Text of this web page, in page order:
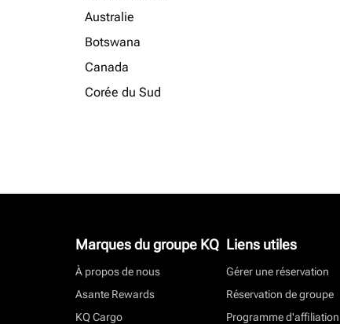
Australie
Botswana
Canada
Corée du Sud
Marques du groupe KQ
À propos de nous
Asante Rewards
KQ Cargo
Liens utiles
Gérer une réservation
Réservation de groupe
Programme d'affiliation